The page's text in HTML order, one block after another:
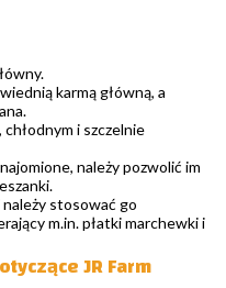
karmą główną, a
i szczelnie
należy pozwolić im
stosować go
m.in. płatki marchewki i
JR Farm